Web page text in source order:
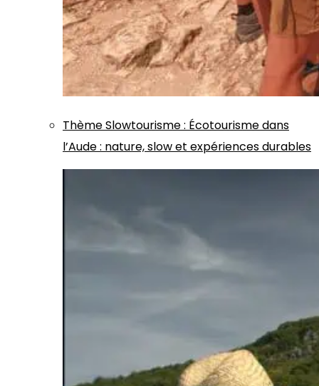
ThèmeSlowtourisme: Écotourisme dans
l’Aude : nature, slow et expériences durables